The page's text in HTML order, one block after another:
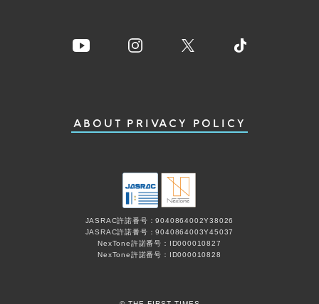
ABOUT PRIVACY POLICY
JASRAC許諾番号：9040864002Y38026
JASRAC許諾番号：9040864003Y45037
NexTone許諾番号：ID000010827
NexTone許諾番号：ID000010828